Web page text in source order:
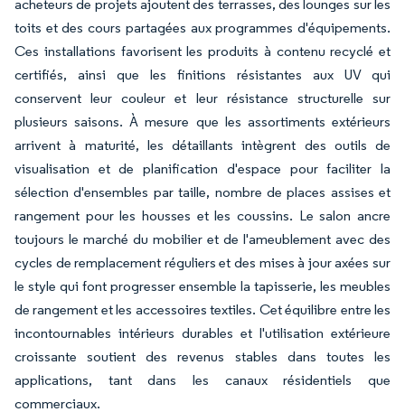
acheteurs de projets ajoutent des terrasses, des lounges sur les
toits et des cours partagées aux programmes d'équipements.
Ces installations favorisent les produits à contenu recyclé et
certifiés, ainsi que les finitions résistantes aux UV qui
conservent leur couleur et leur résistance structurelle sur
plusieurs saisons. À mesure que les assortiments extérieurs
arrivent à maturité, les détaillants intègrent des outils de
visualisation et de planification d'espace pour faciliter la
sélection d'ensembles par taille, nombre de places assises et
rangement pour les housses et les coussins. Le salon ancre
toujours le marché du mobilier et de l'ameublement avec des
cycles de remplacement réguliers et des mises à jour axées sur
le style qui font progresser ensemble la tapisserie, les meubles
de rangement et les accessoires textiles. Cet équilibre entre les
incontournables intérieurs durables et l'utilisation extérieure
croissante soutient des revenus stables dans toutes les
applications, tant dans les canaux résidentiels que
commerciaux.